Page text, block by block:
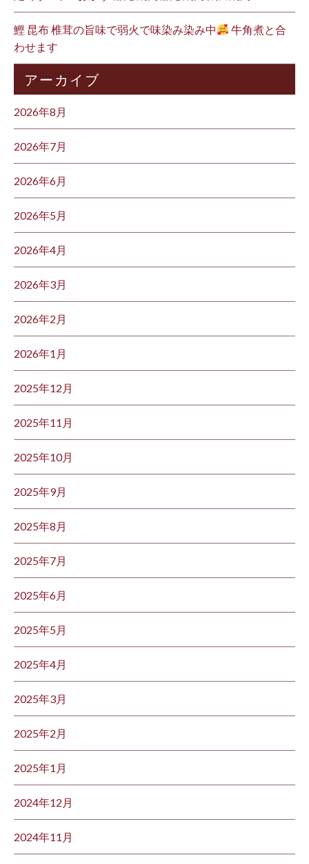
鰹 昆布 椎茸の旨味で弱火で味染み染み中
牛角煮と合
わせます
アーカイブ
2026年8月
2026年7月
2026年6月
2026年5月
2026年4月
2026年3月
2026年2月
2026年1月
2025年12月
2025年11月
2025年10月
2025年9月
2025年8月
2025年7月
2025年6月
2025年5月
2025年4月
2025年3月
2025年2月
2025年1月
2024年12月
2024年11月